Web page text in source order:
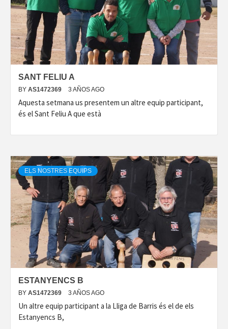
SANT FELIU A
BY AS1472369 3 AÑOS AGO
Aquesta setmana us presentem un altre equip participant,
és el Sant Feliu A que està
ELS NOSTRES EQUIPS
ESTANYENCS B
BY AS1472369 3 AÑOS AGO
Un altre equip participant a la Lliga de Barris és el de els
Estanyencs B,